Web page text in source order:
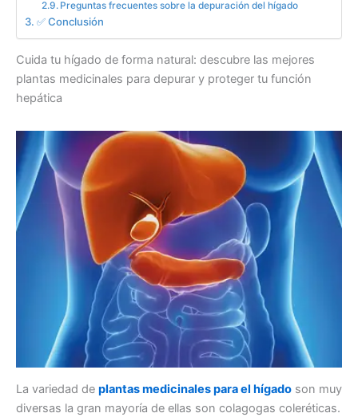
Preguntas frecuentes sobre la depuración del hígado
✅ Conclusión
Cuida tu hígado de forma natural: descubre las mejores
plantas medicinales para depurar y proteger tu función
hepática
La variedad de plantas medicinales para el hígado son muy
diversas la gran mayoría de ellas son colagogas coleréticas.